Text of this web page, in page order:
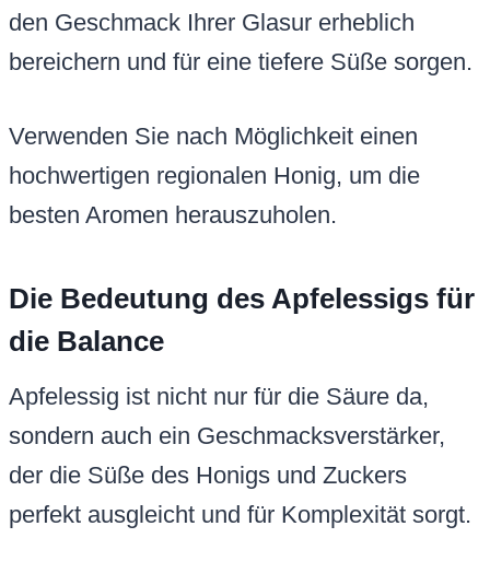
den Geschmack Ihrer Glasur erheblich
bereichern und für eine tiefere Süße sorgen.
Verwenden Sie nach Möglichkeit einen
hochwertigen regionalen Honig, um die
besten Aromen herauszuholen.
Die Bedeutung des Apfelessigs für
die Balance
Apfelessig ist nicht nur für die Säure da,
sondern auch ein Geschmacksverstärker,
der die Süße des Honigs und Zuckers
perfekt ausgleicht und für Komplexität sorgt.